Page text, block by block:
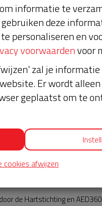
de Hartstichting en
informatie te
deze
personaliseren en
voorwaardenvoor
zal je
Er wordt
geplaatst om te
cookies afwijzen